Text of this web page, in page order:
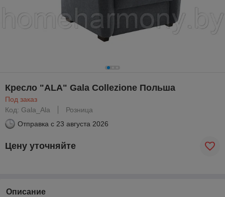
Кресло "ALA" Gala Collezione Польша
Под заказ
Код: Gala_Ala
Розница
Отправка с 23 августа 2026
Цену уточняйте
Описание